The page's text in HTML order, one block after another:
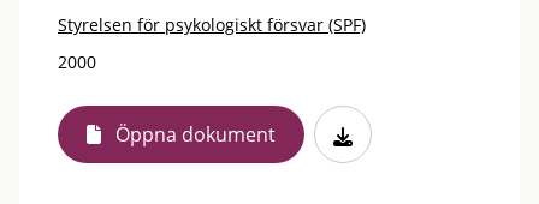
Styrelsen för psykologiskt försvar (SPF)
2000
Öppna dokument